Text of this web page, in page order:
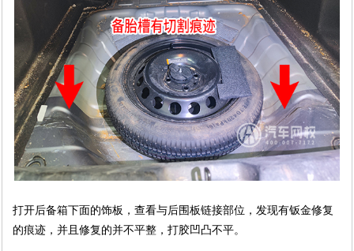
打开后备箱下面的饰板，查看与后围板链接部位，发现有钣金修复
的痕迹，并且修复的并不平整，打胶凹凸不平。